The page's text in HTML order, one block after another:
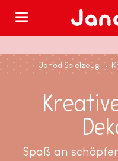
Janod Spielzeug
Spaß an